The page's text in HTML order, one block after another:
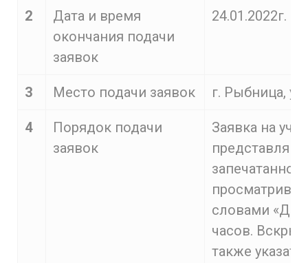
2
Дата и время
окончания подачи
заявок
24.01.2022г.
3 Место подачи заявок г. Рыбница,
4
Порядок подачи
заявок
Заявка на
словами
часов.
также